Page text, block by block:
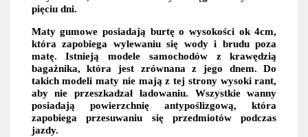
pięciu dni.
Maty gumowe posiadają burtę o wysokości ok 4cm,
która zapobiega wylewaniu się wody i brudu poza
matę. Istnieją modele samochodów z krawędzią
bagażnika, która jest zrównana z jego dnem. Do
takich modeli maty nie mają z tej strony wysoki rant,
aby nie przeszkadzał ładowaniu. Wszystkie wanny
posiadają powierzchnię antypoślizgową, która
zapobiega przesuwaniu się przedmiotów podczas
jazdy.